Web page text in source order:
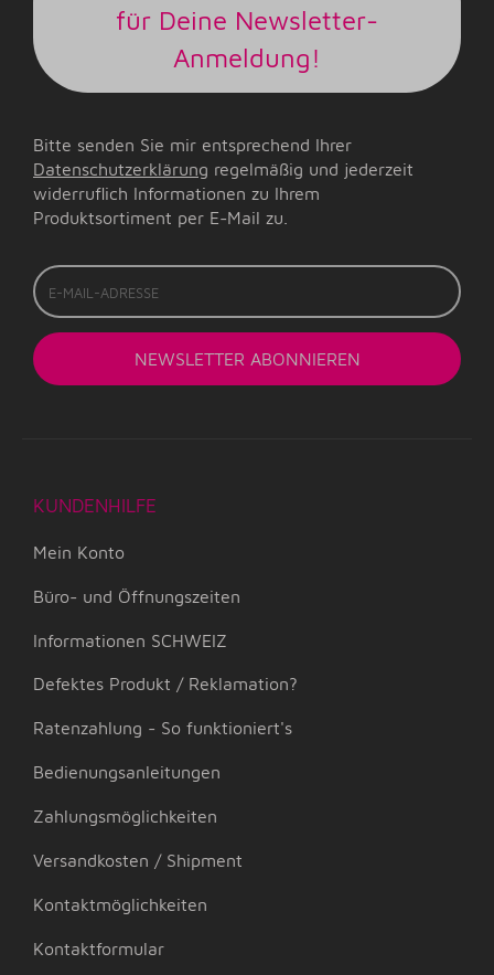
für Deine Newsletter-
Anmeldung!
Bitte senden Sie mir entsprechend Ihrer
Datenschutzerklärung regelmäßig und jederzeit
widerruflich Informationen zu Ihrem
Produktsortiment per E-Mail zu.
E-
Mail-
Adresse
NEWSLETTER ABONNIEREN
KUNDENHILFE
Mein Konto
Büro- und Öffnungszeiten
Informationen SCHWEIZ
Defektes Produkt / Reklamation?
Ratenzahlung - So funktioniert's
Bedienungsanleitungen
Zahlungsmöglichkeiten
Versandkosten / Shipment
Kontaktmöglichkeiten
Kontaktformular